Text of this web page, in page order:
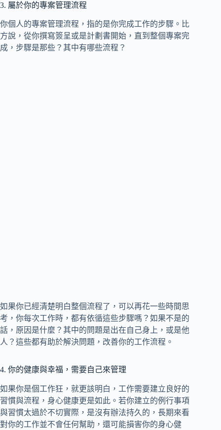
3. 屬於你的專案管理流程
你個人的專案管理流程，指的是你完成工作的步驟。比
方說，從你撰寫簽呈或是計劃書開始，直到整個專案完
成，步驟是那些？其中有哪些流程？
如果你已經清楚明白整個流程了，可以再花一些時間思
考，你每次工作時，都有依循這些步驟嗎？如果不是的
話，原因是什麼？其中的問題是出在自己身上，或是他
人？這些都有助於解決問題，改善你的工作流程。
4. 你的健康與幸福，需要自己來管理
如果你是個工作狂，就更該明白，工作需要建立良好的
習慣與流程，身心健康更是如此。若你建立的例行事項
與習慣太過於不切實際，是沒有辦法持久的，長期來看
對你的工作並不會任何幫助，還可能損害你的身心健